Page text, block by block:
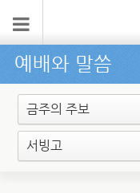
예배와 말씀
금주의 주보
서빙고